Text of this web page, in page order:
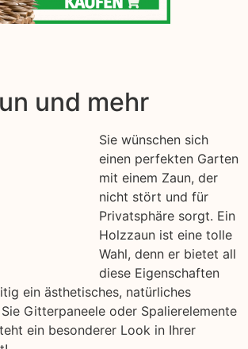
und mehr
Sie wünschen sich
einen perfekten Garten
mit einem Zaun, der
nicht stört und für
Privatsphäre sorgt. Ein
Holzzaun ist eine tolle
Wahl, denn er bietet all
diese Eigenschaften
ein ästhetisches, natürliches
Sie Gitterpaneele oder Spalierelemente
ein besonderer Look in Ihrer